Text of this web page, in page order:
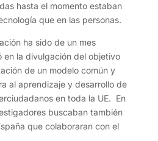
hasta el momento estaban
que en las personas.
ha sido de un mes
en la divulgación del objetivo
de un modelo común y
al aprendizaje y desarrollo de
en toda la UE. En
buscaban también
que colaboraran con el